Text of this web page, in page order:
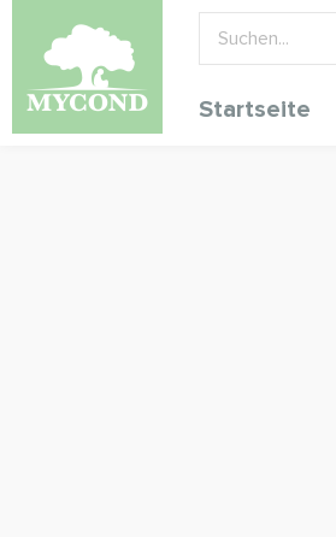
Startseite